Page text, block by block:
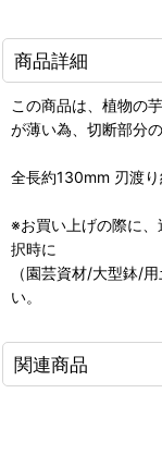
商品詳細
この商品は、植物の
が薄い為、切断部分
全長約130mm 刃渡り
※お買い上げの際に
択時に
（園芸資材/大型鉢/
い。
関連商品